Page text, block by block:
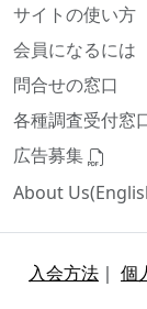
サイトの使い方
会員になるには
問合せの窓口
各種調査受付窓
広告募集
About
入会方法 ｜ 個